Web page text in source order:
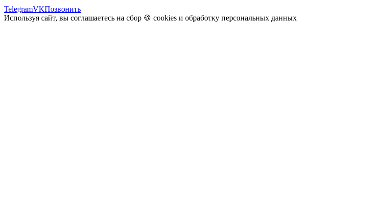
TelegramVKПозвонить
Используя сайт, вы соглашаетесь на сбор 🍪 cookies и обработку персональных данных